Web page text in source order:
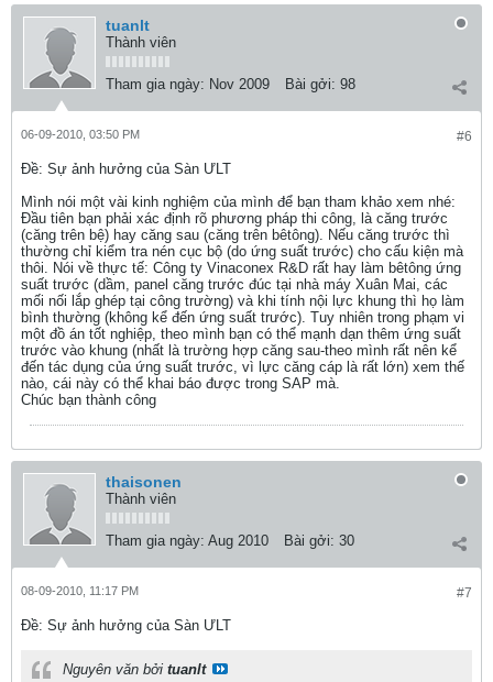
tuanlt
Thành viên
Tham gia ngày: Nov 2009 Bài gởi: 98
#6
06-09-2010, 03:50 PM
Ðề: Sự ảnh hưởng của Sàn ƯLT
Mình nói một vài kinh nghiệm của mình để bạn tham khảo xem nhé:
Đầu tiên bạn phải xác định rõ phương pháp thi công, là căng trước
(căng trên bệ) hay căng sau (căng trên bêtông). Nếu căng trước thì
thường chỉ kiểm tra nén cục bộ (do ứng suất trước) cho cấu kiện mà
thôi. Nói về thực tế: Công ty Vinaconex R&D rất hay làm bêtông ứng
suất trước (dầm, panel căng trước đúc tại nhà máy Xuân Mai, các
mối nối lắp ghép tại công trường) và khi tính nội lực khung thì họ làm
bình thường (không kể đến ứng suất trước). Tuy nhiên trong phạm vi
một đồ án tốt nghiệp, theo mình bạn có thể mạnh dạn thêm ứng suất
trước vào khung (nhất là trường hợp căng sau-theo mình rất nên kể
đến tác dụng của ứng suất trước, vì lực căng cáp là rất lớn) xem thế
nào, cái này có thể khai báo được trong SAP mà.
Chúc bạn thành công
thaisonen
Thành viên
Tham gia ngày: Aug 2010 Bài gởi: 30
#7
08-09-2010, 11:17 PM
Ðề: Sự ảnh hưởng của Sàn ƯLT
Nguyên văn bởi tuanlt